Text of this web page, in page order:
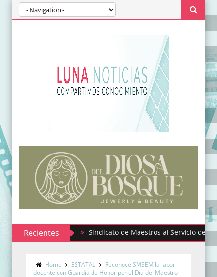
Recientes Sindicato de Maestros al Servicio del Estado
Home ESTATAL
Reconoce SMSEM la labor
docente con Guardia de Honor por el Día del Maestro